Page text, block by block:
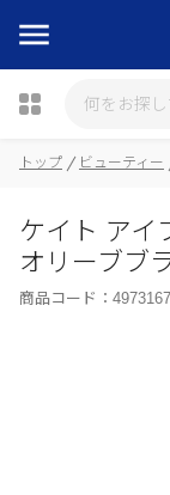
トップ ビューティー
ケイト アイ
オリーブブ
商品コード：